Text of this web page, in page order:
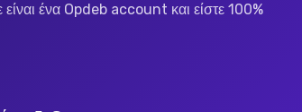
ένα Opdeb account και είστε 100%